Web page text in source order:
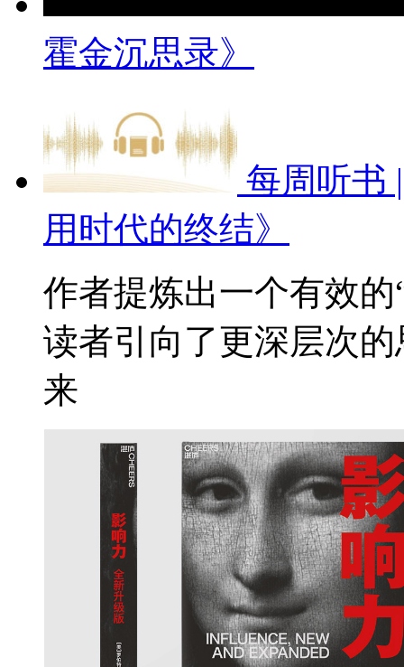
霍金沉思录》
每周听书
用时代的终结》
作者提炼出一个有效
读者引向了更深层次
来